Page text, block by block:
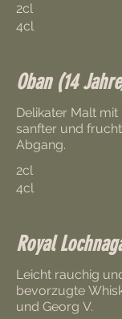
2cl
4cl
Oban (14
Delikater Malt
sanfter und
2cl
4cl
Royal
Leicht rauchig
bevorzugte
und Georg V.